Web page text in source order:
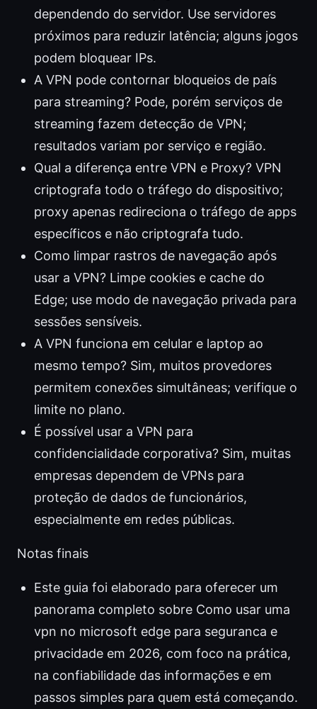
dependendo do servidor. Use servidores
próximos para reduzir latência; alguns jogos
podem bloquear IPs.
A VPN pode contornar bloqueios de país
para streaming? Pode, porém serviços de
streaming fazem detecção de VPN;
resultados variam por serviço e região.
Qual a diferença entre VPN e Proxy? VPN
criptografa todo o tráfego do dispositivo;
proxy apenas redireciona o tráfego de apps
específicos e não criptografa tudo.
Como limpar rastros de navegação após
usar a VPN? Limpe cookies e cache do
Edge; use modo de navegação privada para
sessões sensíveis.
A VPN funciona em celular e laptop ao
mesmo tempo? Sim, muitos provedores
permitem conexões simultâneas; verifique o
limite no plano.
É possível usar a VPN para
confidencialidade corporativa? Sim, muitas
empresas dependem de VPNs para
proteção de dados de funcionários,
especialmente em redes públicas.
Notas finais
Este guia foi elaborado para oferecer um
panorama completo sobre Como usar uma
vpn no microsoft edge para seguranca e
privacidade em 2026, com foco na prática,
na confiabilidade das informações e em
passos simples para quem está começando.